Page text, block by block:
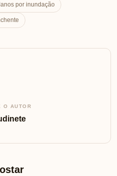
por inundação
O AUTOR